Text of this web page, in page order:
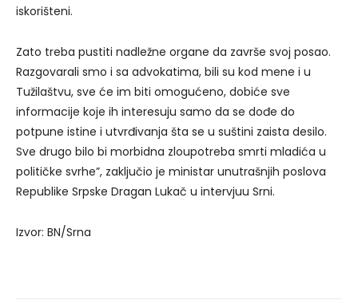
iskorišteni.
Zato treba pustiti nadležne organe da završe svoj posao.
Razgovarali smo i sa advokatima, bili su kod mene i u
Tužilaštvu, sve će im biti omogućeno, dobiće sve
informacije koje ih interesuju samo da se dođe do
potpune istine i utvrđivanja šta se u suštini zaista desilo.
Sve drugo bilo bi morbidna zloupotreba smrti mladića u
političke svrhe”, zaključio je ministar unutrašnjih poslova
Republike Srpske Dragan Lukač u intervjuu Srni.
Izvor: BN/Srna